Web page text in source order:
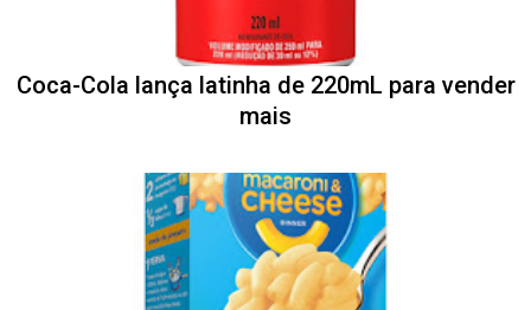
Coca-Cola lança latinha de 220mL para vender
mais